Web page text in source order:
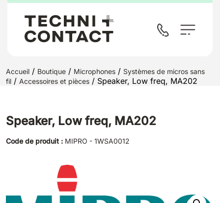
Accueil / Boutique / Microphones / Systèmes de micros sans
fil / Accessoires et pièces / Speaker, Low freq, MA202
Speaker, Low freq, MA202
Code de produit : MIPRO - 1WSA0012